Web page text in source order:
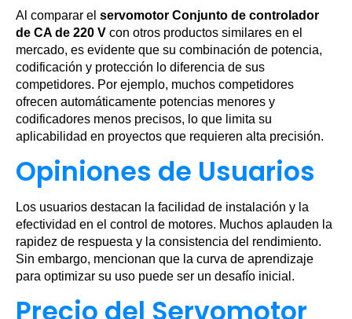
Al comparar el servomotor Conjunto de controlador
de CA de 220 V con otros productos similares en el
mercado, es evidente que su combinación de potencia,
codificación y protección lo diferencia de sus
competidores. Por ejemplo, muchos competidores
ofrecen automáticamente potencias menores y
codificadores menos precisos, lo que limita su
aplicabilidad en proyectos que requieren alta precisión.
Opiniones de Usuarios
Los usuarios destacan la facilidad de instalación y la
efectividad en el control de motores. Muchos aplauden la
rapidez de respuesta y la consistencia del rendimiento.
Sin embargo, mencionan que la curva de aprendizaje
para optimizar su uso puede ser un desafío inicial.